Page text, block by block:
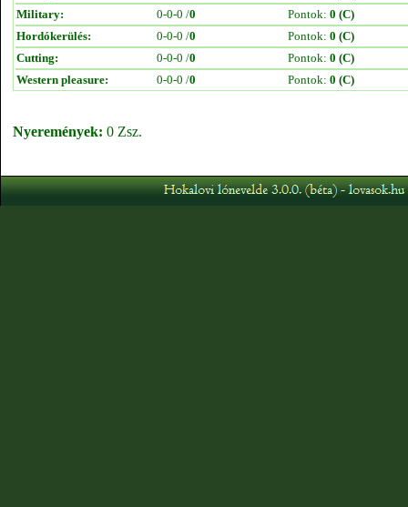
Military:
0-0-0 /0 Pontok: 0 (C)
Hordókerülés:
0-0-0 /0 Pontok: 0 (C)
Cutting:
0-0-0 /0 Pontok: 0 (C)
Western pleasure:
0-0-0 /0 Pontok: 0 (C)
Nyeremények: 0 Zsz.